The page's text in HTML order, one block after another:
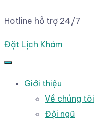
Hotline hỗ trợ 24/7
Đặt Lịch Khám
Giới thiệu
Về chúng tôi
Đội ngũ